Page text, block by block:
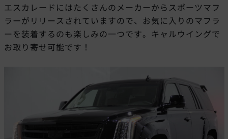
エスカレードにはたくさんのメーカーからスポーツマフ
ラーがリリースされていますので、お気に入りのマフラ
ーを装着するのも楽しみの一つです。キャルウイングで
お取り寄せ可能です！